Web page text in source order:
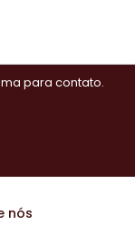
para contato.
nós